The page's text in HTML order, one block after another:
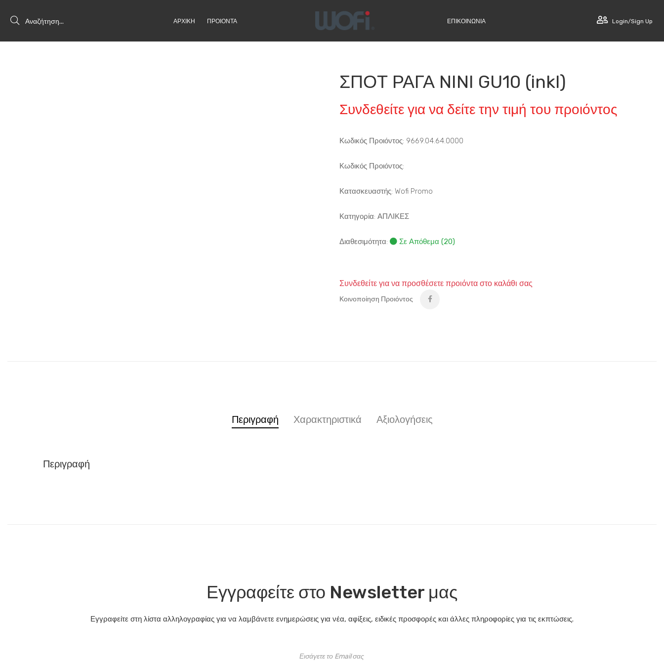
ΑΡΧΙΚΗ ΠΡΟΙΟΝΤΑ ΕΠΙΚΟΙΝΩΝΙΑ Login/Sign Up
ΣΠΟΤ ΡΑΓΑ NINI GU10 (inkl)
Συνδεθείτε για να δείτε την τιμή του προιόντος
Κωδικός Προιόντος: 9669.04.64.0000
Κωδικός Προιόντος:
Κατασκευαστής: Wofi Promo
Κατηγορία: ΑΠΛΙΚΕΣ
Διαθεσιμότητα: Σε Απόθεμα (20)
Συνδεθείτε για να προσθέσετε προιόντα στο καλάθι σας
Κοινοποίηση Προιόντος
Περιγραφή Χαρακτηριστικά Αξιολογήσεις
Περιγραφή
Εγγραφείτε στο Newsletter μας
Εγγραφείτε στη λίστα αλληλογραφίας για να λαμβάνετε ενημερώσεις για νέα, αφίξεις, ειδικές προσφορές και άλλες πληροφορίες για τις εκπτώσεις.